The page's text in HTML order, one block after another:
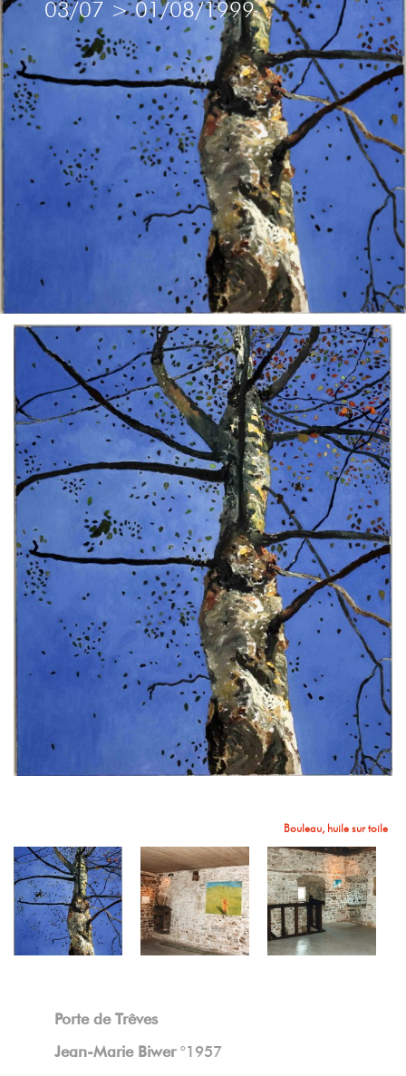
03/07 > 01/08/1999
Bouleau, huile sur toile
Vue de l'exposition
Vue de l'exposition
Porte de Trêves
Jean-Marie Biwer°1957